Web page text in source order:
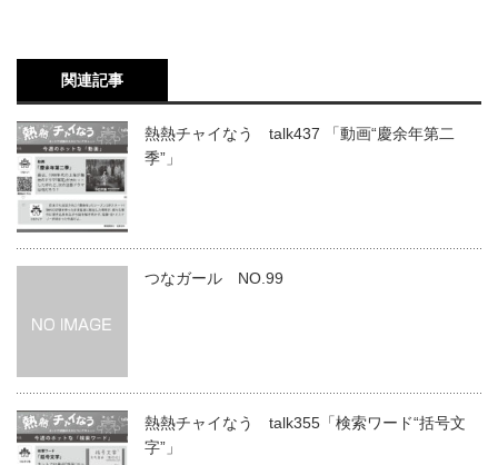
関連記事
熱熱チャイなう talk437 「動画“慶余年第二
季”」
つなガール NO.99
熱熱チャイなう talk355「検索ワード“括号文
字”」